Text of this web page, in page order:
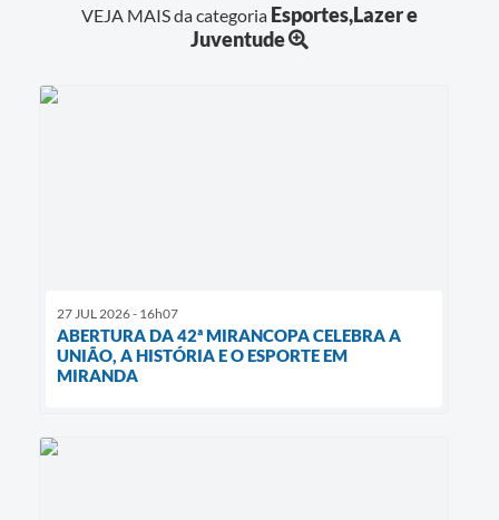
VEJA MAIS da categoria Esportes,Lazer e
Juventude
27 JUL 2026 - 16h07
ABERTURA DA 42ª MIRANCOPA CELEBRA A
UNIÃO, A HISTÓRIA E O ESPORTE EM
MIRANDA